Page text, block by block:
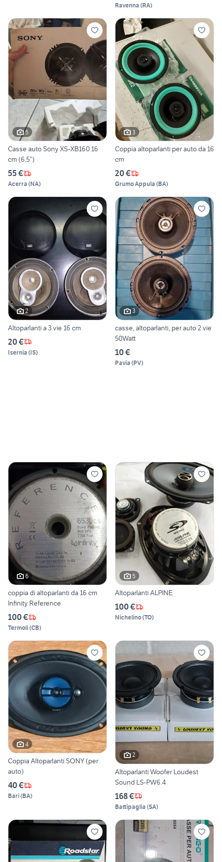
Ravenna (RA)
5
Casse auto Sony XS-XB160 16
cm (6.5”)
55 €
Acerra (NA)
3
Coppia altoparlanti per auto da 16
cm
20 €
Grumo Appula (BA)
2
Altoparlanti a 3 vie 16 cm
20 €
Isernia (IS)
3
casse, altoparlanti, per auto 2 vie
50Watt
10 €
Pavia (PV)
6
coppia di altoparlanti da 16 cm
Infinity Reference
100 €
Termoli(CB)
5
Altoparlanti ALPINE
100 €
Nichelino(TO)
4
Coppia Altoparlanti SONY (per
auto)
40 €
Bari(BA)
2
Altoparlanti Woofer Loudest
Sound LS-PW6.4
168 €
Battipaglia (SA)